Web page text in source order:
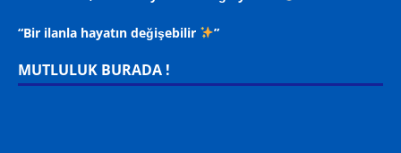
“Bir ilanla hayatın değişebilir ”
MUTLULUK BURADA !